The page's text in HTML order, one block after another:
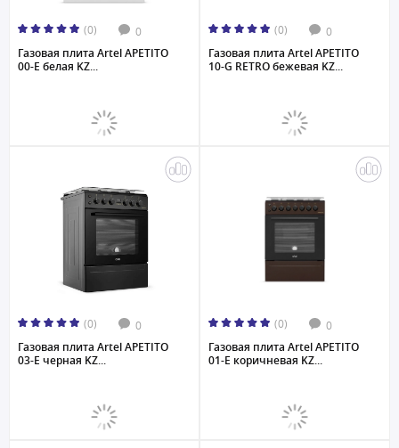
(0) 0
Газовая плита Artel APETITO
00-E белая KZ...
(0) 0
Газовая плита Artel APETITO
10-G RETRO бежевая KZ...
(0) 0
Газовая плита Artel APETITO
03-E черная KZ...
(0) 0
Газовая плита Artel APETITO
01-E коричневая KZ...